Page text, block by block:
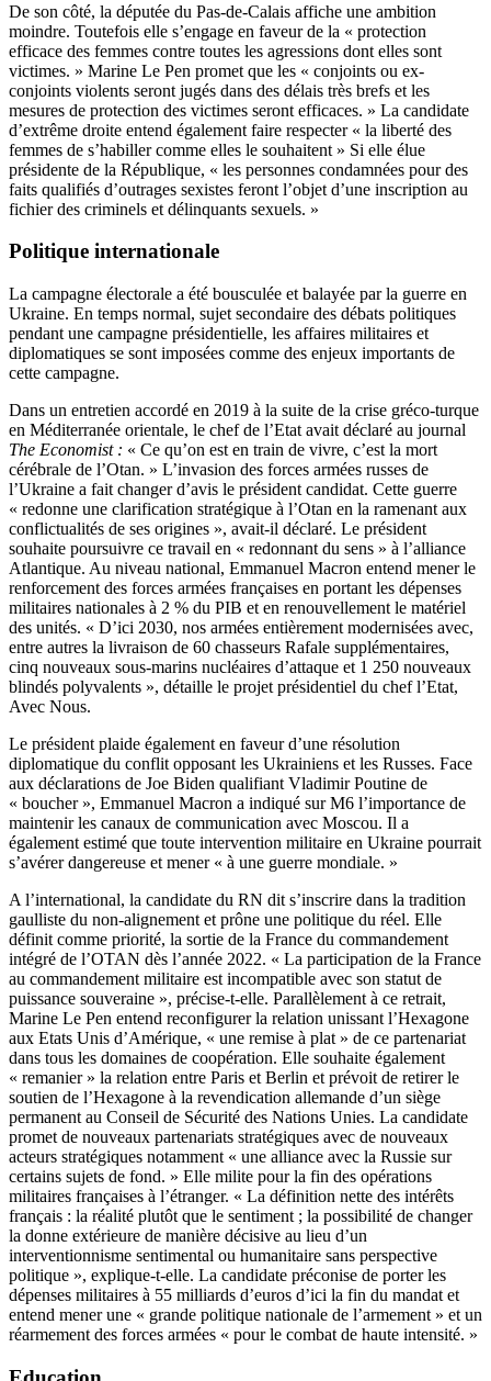
De son côté, la députée du Pas-de-Calais affiche une ambition
moindre. Toutefois elle s’engage en faveur de la « protection
efficace des femmes contre toutes les agressions dont elles sont
victimes. » Marine Le Pen promet que les « conjoints ou ex-
conjoints violents seront jugés dans des délais très brefs et les
mesures de protection des victimes seront efficaces. » La candidate
d’extrême droite entend également faire respecter « la liberté des
femmes de s’habiller comme elles le souhaitent » Si elle élue
présidente de la République, « les personnes condamnées pour des
faits qualifiés d’outrages sexistes feront l’objet d’une inscription au
fichier des criminels et délinquants sexuels. »
Politique internationale
La campagne électorale a été bousculée et balayée par la guerre en
Ukraine. En temps normal, sujet secondaire des débats politiques
pendant une campagne présidentielle, les affaires militaires et
diplomatiques se sont imposées comme des enjeux importants de
cette campagne.
Dans un entretien accordé en 2019 à la suite de la crise gréco-turque
en Méditerranée orientale, le chef de l’Etat avait déclaré au journal
The Economist : « Ce qu’on est en train de vivre, c’est la mort
cérébrale de l’Otan. » L’invasion des forces armées russes de
l’Ukraine a fait changer d’avis le président candidat. Cette guerre
« redonne une clarification stratégique à l’Otan en la ramenant aux
conflictualités de ses origines », avait-il déclaré. Le président
souhaite poursuivre ce travail en « redonnant du sens » à l’alliance
Atlantique. Au niveau national, Emmanuel Macron entend mener le
renforcement des forces armées françaises en portant les dépenses
militaires nationales à 2 % du PIB et en renouvellement le matériel
des unités. « D’ici 2030, nos armées entièrement modernisées avec,
entre autres la livraison de 60 chasseurs Rafale supplémentaires,
cinq nouveaux sous-marins nucléaires d’attaque et 1 250 nouveaux
blindés polyvalents », détaille le projet présidentiel du chef l’Etat,
Avec Nous.
Le président plaide également en faveur d’une résolution
diplomatique du conflit opposant les Ukrainiens et les Russes. Face
aux déclarations de Joe Biden qualifiant Vladimir Poutine de
« boucher », Emmanuel Macron a indiqué sur M6 l’importance de
maintenir les canaux de communication avec Moscou. Il a
également estimé que toute intervention militaire en Ukraine pourrait
s’avérer dangereuse et mener « à une guerre mondiale. »
A l’international, la candidate du RN dit s’inscrire dans la tradition
gaulliste du non-alignement et prône une politique du réel. Elle
définit comme priorité, la sortie de la France du commandement
intégré de l’OTAN dès l’année 2022. « La participation de la France
au commandement militaire est incompatible avec son statut de
puissance souveraine », précise-t-elle. Parallèlement à ce retrait,
Marine Le Pen entend reconfigurer la relation unissant l’Hexagone
aux Etats Unis d’Amérique, « une remise à plat » de ce partenariat
dans tous les domaines de coopération. Elle souhaite également
« remanier » la relation entre Paris et Berlin et prévoit de retirer le
soutien de l’Hexagone à la revendication allemande d’un siège
permanent au Conseil de Sécurité des Nations Unies. La candidate
promet de nouveaux partenariats stratégiques avec de nouveaux
acteurs stratégiques notamment « une alliance avec la Russie sur
certains sujets de fond. » Elle milite pour la fin des opérations
militaires françaises à l’étranger. « La définition nette des intérêts
français : la réalité plutôt que le sentiment ; la possibilité de changer
la donne extérieure de manière décisive au lieu d’un
interventionnisme sentimental ou humanitaire sans perspective
politique », explique-t-elle. La candidate préconise de porter les
dépenses militaires à 55 milliards d’euros d’ici la fin du mandat et
entend mener une « grande politique nationale de l’armement » et un
réarmement des forces armées « pour le combat de haute intensité. »